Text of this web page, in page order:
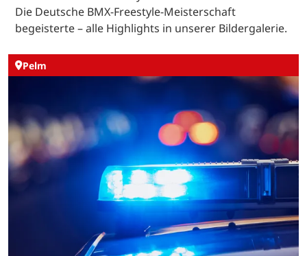
Die Deutsche BMX-Freestyle-Meisterschaft
begeisterte – alle Highlights in unserer Bildergalerie.
Pelm